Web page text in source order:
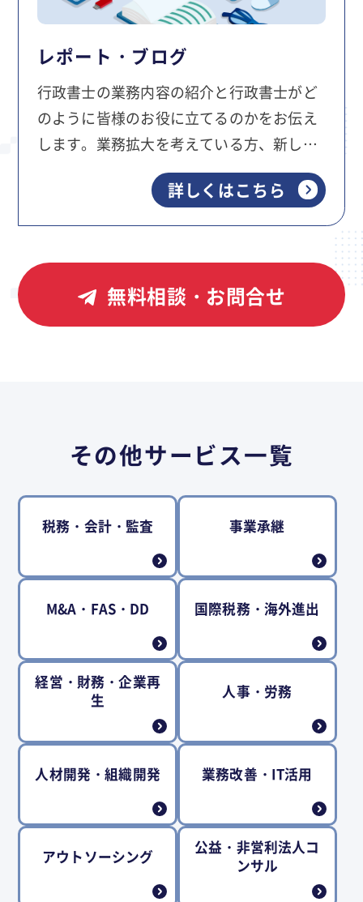
レポート・ブログ
行政書士の業務内容の紹介と行政書士がど
のように皆様のお役に立てるのかをお伝え
します。業務拡大を考えている方、新しい
法人を立ち上げたい方、社内の法定書類を
きちんと整備したいと考えている方は必読
です。
詳しくはこちら
無料相談・お問合せ
その他サービス一覧
税務・会計・監査 事業承継
M&A・FAS・DD 国際税務・海外進出
経営・財務・企業再
生
人事・労務
人材開発・組織開発 業務改善・IT活用
アウトソーシング
公益・非営利法人コ
ンサル